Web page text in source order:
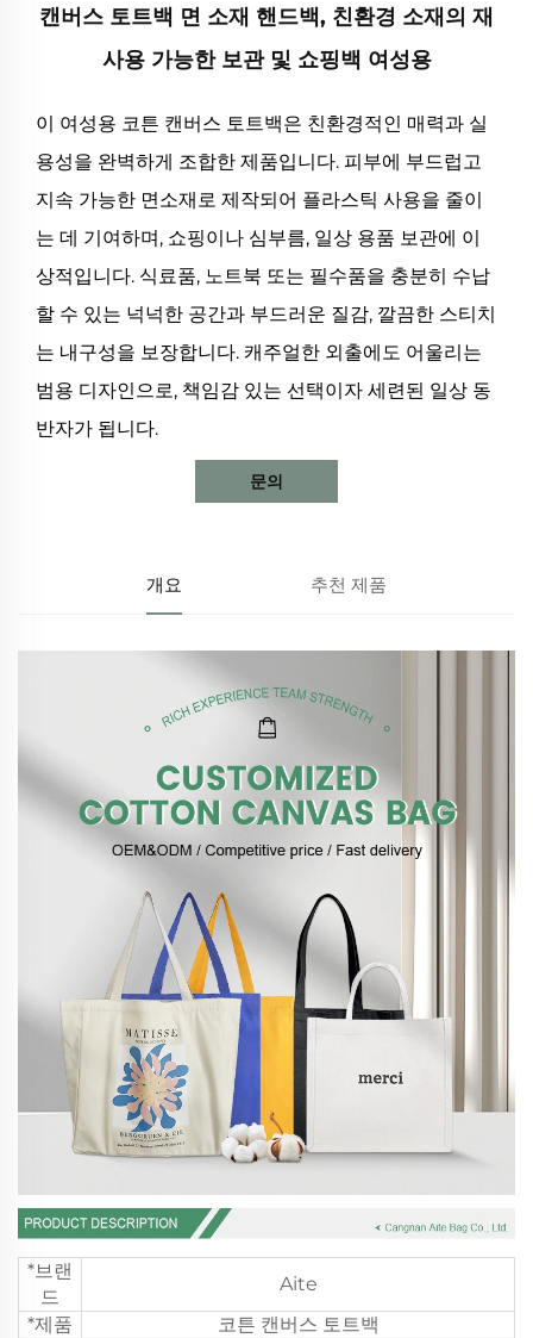
캔버스 토트백 면 소재 핸드백, 친환경 소재의 재
사용 가능한 보관 및 쇼핑백 여성용
이 여성용 코튼 캔버스 토트백은 친환경적인 매력과 실
용성을 완벽하게 조합한 제품입니다. 피부에 부드럽고
지속 가능한 면소재로 제작되어 플라스틱 사용을 줄이
는 데 기여하며, 쇼핑이나 심부름, 일상 용품 보관에 이
상적입니다. 식료품, 노트북 또는 필수품을 충분히 수납
할 수 있는 넉넉한 공간과 부드러운 질감, 깔끔한 스티치
는 내구성을 보장합니다. 캐주얼한 외출에도 어울리는
범용 디자인으로, 책임감 있는 선택이자 세련된 일상 동
반자가 됩니다.
문의
개요 추천 제품
*브랜
드
Aite
*제품
코튼 캔버스 토트백